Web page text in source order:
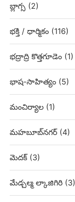
బ్లాగ్స (2)
భక్తి / ధార్మికం (116)
భద్రాద్రి కొత్తగూడెం (1)
భాష-సాహిత్యం (5)
మంచిర్యాల (1)
మహబూబ్‌నగర్ (4)
మెదక్ (3)
మేడ్చల్మ ల్కాజిగిరి (3)